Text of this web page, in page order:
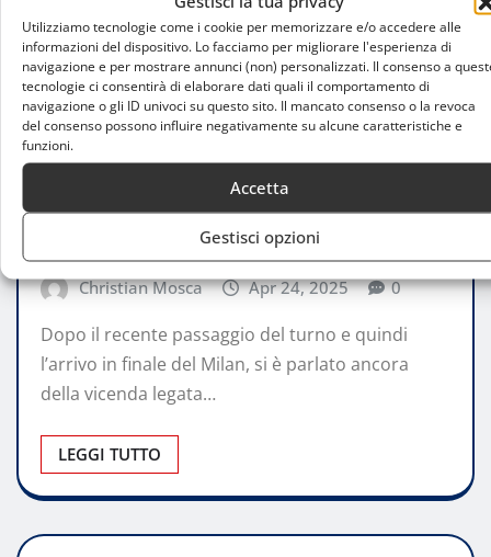
Utilizziamo tecnologie come i cookie per memorizzare e/o accedere alle
informazioni del dispositivo. Lo facciamo per migliorare l'esperienza di
navigazione e per mostrare annunci (non) personalizzati. Il consenso a
tecnologie ci consentirà di elaborare dati quali il comportamento di
navigazione o gli ID univoci su questo sito. Il mancato consenso o la revoca
del consenso possono influire negativamente su alcune caratteristiche e
funzioni.
Accetta
Gestisci opzioni
PERSONAGGI
Possibile rinnovo per Sergio Conceicao:
ecco le nuove condizioni
Christian Mosca Apr 24, 2025 0
Dopo il recente passaggio del turno e quindi
l’arrivo in finale del Milan, si è parlato ancora
della vicenda legata…
LEGGI TUTTO